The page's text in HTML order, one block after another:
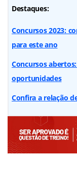
Destaques:
Concursos 2023:
para este ano
Concursos
oportunidades
Confira a relação